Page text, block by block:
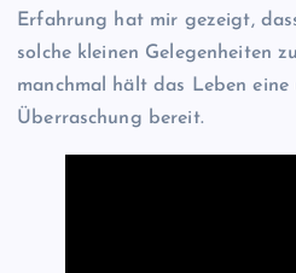
Erfahrung hat mir gezeigt,
solche kleinen Gelegenheiten
manchmal hält das Leben eine
Überraschung bereit.